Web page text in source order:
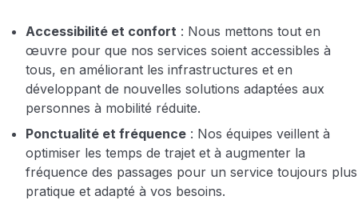
Accessibilité et confort : Nous mettons tout en
œuvre pour que nos services soient accessibles à
tous, en améliorant les infrastructures et en
développant de nouvelles solutions adaptées aux
personnes à mobilité réduite.
Ponctualité et fréquence : Nos équipes veillent à
optimiser les temps de trajet et à augmenter la
fréquence des passages pour un service toujours plus
pratique et adapté à vos besoins.